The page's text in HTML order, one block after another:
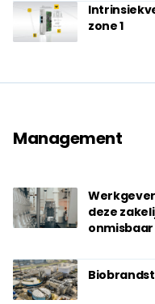
zone 1
Management
deze
onmisbaar